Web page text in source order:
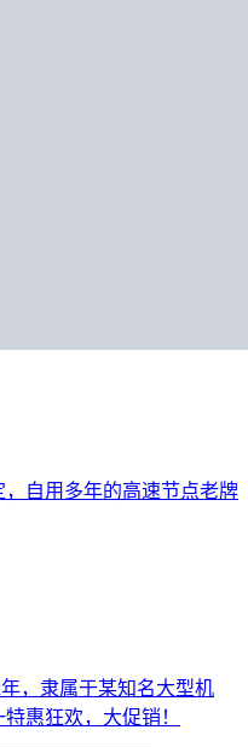
自用多年的高速节点老牌
，隶属于某知名大型机
惠狂欢，大促销！